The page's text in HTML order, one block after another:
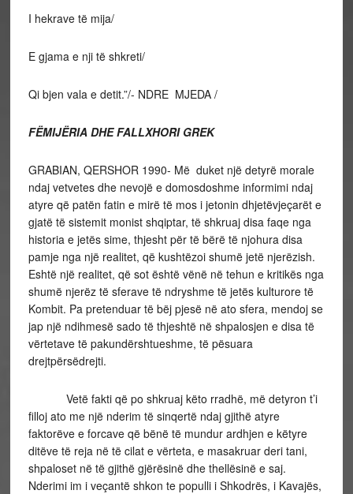
I hekrave të mija/
E gjama e nji të shkreti/
Qi bjen vala e detit.”/- NDRE MJEDA /
FËMIJËRIA DHE FALLXHORI GREK
GRABIAN, QERSHOR 1990- Më duket një detyrë morale
ndaj vetvetes dhe nevojë e domosdoshme informimi ndaj
atyre që patën fatin e mirë të mos i jetonin dhjetëvjeçarët e
gjatë të sistemit monist shqiptar, të shkruaj disa faqe nga
historia e jetës sime, thjesht për të bërë të njohura disa
pamje nga një realitet, që kushtëzoi shumë jetë njerëzish.
Eshtë një realitet, që sot është vënë në tehun e kritikës nga
shumë njerëz të sferave të ndryshme të jetës kulturore të
Kombit. Pa pretenduar të bëj pjesë në ato sfera, mendoj se
jap një ndihmesë sado të thjeshtë në shpalosjen e disa të
vërtetave të pakundërshtueshme, të pësuara
drejtpërsëdrejti.
Vetë fakti që po shkruaj këto rradhë, më detyron t’i
filloj ato me një nderim të sinqertë ndaj gjithë atyre
faktorëve e forcave që bënë të mundur ardhjen e këtyre
ditëve të reja në të cilat e vërteta, e masakruar deri tani,
shpaloset në të gjithë gjërësinë dhe thellësinë e saj.
Nderimi im i veçantë shkon te populli i Shkodrës, i Kavajës,